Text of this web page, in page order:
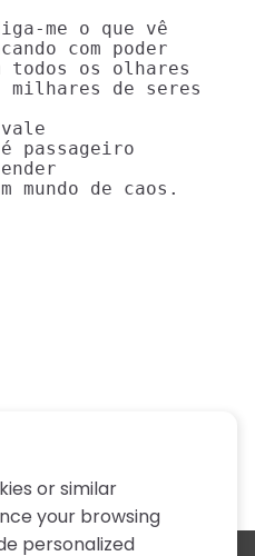
me o que vê
com poder
todos os olhares
milhares de seres
passageiro
mundo de caos.
or similar
your browsing
personalized